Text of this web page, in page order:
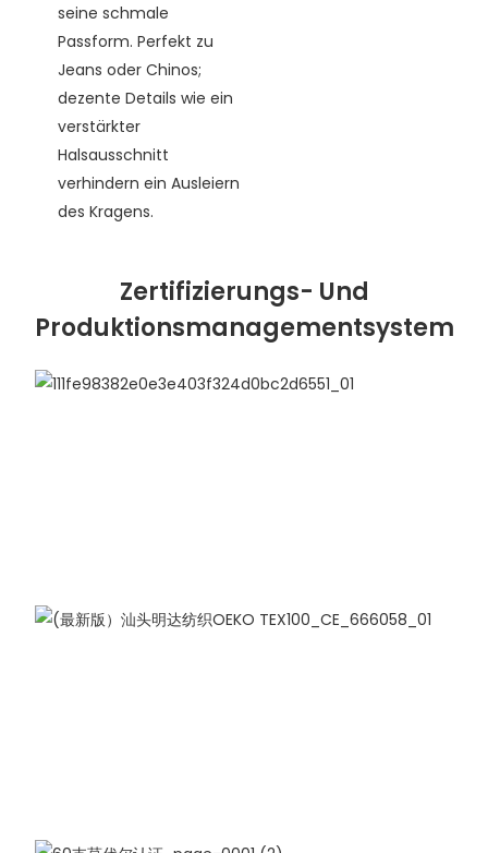
seine schmale
Passform. Perfekt zu
Jeans oder Chinos;
dezente Details wie ein
verstärkter
Halsausschnitt
verhindern ein Ausleiern
des Kragens.
Zertifizierungs- Und
Produktionsmanagementsystem